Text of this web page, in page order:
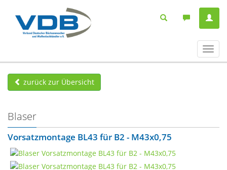
ein-/
zurück zur Übersicht
Blaser
Vorsatzmontage BL43 für B2 - M43x0,75